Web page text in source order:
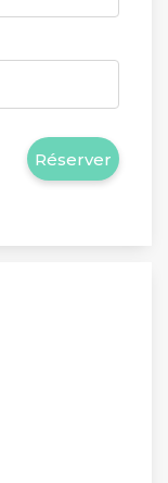
Réserver